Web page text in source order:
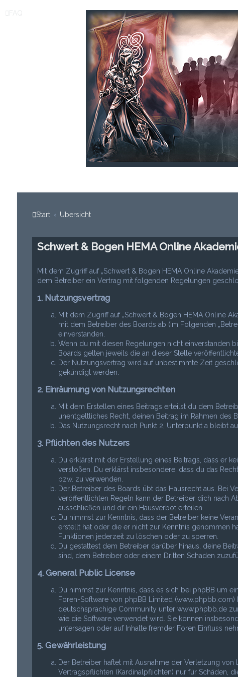
Start Übersicht
Schwert & Bogen HEMA Online
Mit dem Zugriff auf „Schwert & Bogen HEMA Online
dem Betreiber ein Vertrag mit folgenden Regelungen
1. Nutzungsvertrag
Mit dem Zugriff auf „Schwert & Bogen HEMA Online
mit dem Betreiber des Boards ab (im Folgenden
einverstanden.
Wenn du mit diesen Regelungen nicht einverstanden
Boards gelten jeweils die an dieser Stelle
Der Nutzungsvertrag wird auf unbestimmte Zeit
gekündigt werden.
2. Einräumung von Nutzungsrechten
Mit dem Erstellen eines Beitrags erteilst du dem
unentgeltliches Recht, deinen Beitrag im Rahmen des
Das Nutzungsrecht nach Punkt 2, Unterpunkt a bleibt
3. Pflichten des Nutzers
Du erklärst mit der Erstellung eines Beitrags, dass er
verstoßen. Du erklärst insbesondere, dass du das
bzw. zu verwenden.
Der Betreiber des Boards übt das Hausrecht aus. Bei
veröffentlichten Regeln kann der Betreiber dich nach
ausschließen und dir ein Hausverbot erteilen.
Du nimmst zur Kenntnis, dass der Betreiber keine
erstellt hat oder die er nicht zur Kenntnis genommen
Funktionen jederzeit zu löschen oder zu sperren.
Du gestattest dem Betreiber darüber hinaus, deine
sind, dem Betreiber oder einem Dritten Schaden
4. General Public License
Du nimmst zur Kenntnis, dass es sich bei phpBB um
Foren-Software von phpBB Limited
deutschsprachige Community unter www.phpbb.de
wie die Software verwendet wird. Sie können
untersagen oder auf Inhalte fremder Foren Einfluss
5. Gewährleistung
Der Betreiber haftet mit Ausnahme der Verletzung
Vertragspflichten (Kardinalpflichten) nur für Schäden,